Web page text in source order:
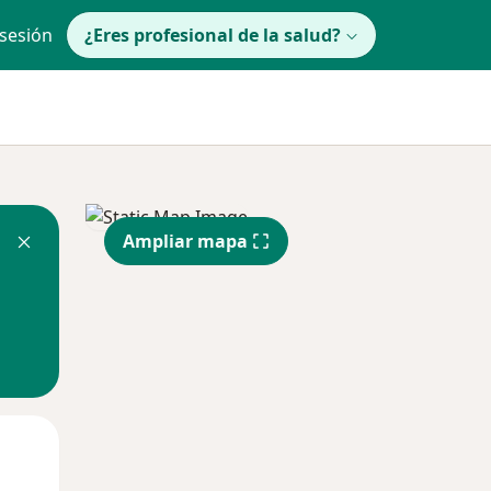
¿Eres profesional de la salud?
Ampliar mapa